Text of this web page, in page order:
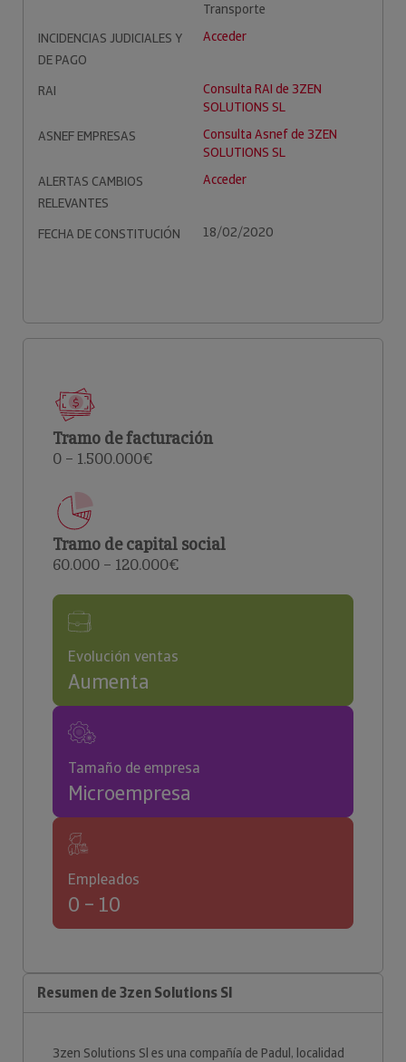
Transporte
INCIDENCIAS JUDICIALES Y
DE PAGO
Acceder
RAI
Consulta RAI de 3ZEN
SOLUTIONS SL
ASNEF EMPRESAS
Consulta Asnef de 3ZEN
SOLUTIONS SL
ALERTAS CAMBIOS
RELEVANTES
Acceder
FECHA DE CONSTITUCIÓN 18/02/2020
Tramo de facturación
0 – 1.500.000€
Tramo de capital social
60.000 – 120.000€
Evolución ventas
Aumenta
Tamaño de empresa
Microempresa
Empleados
0 – 10
Resumen de 3zen Solutions Sl
3zen Solutions Sl es una compañía de Padul, localidad